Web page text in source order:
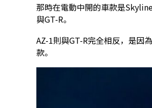
那時在電動中開的車款是
與GT-R。
AZ-1則與GT-R完全相反，是因
款。